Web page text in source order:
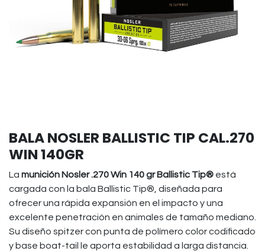
BALA NOSLER BALLISTIC TIP CAL.270
WIN 140GR
La munición Nosler .270 Win 140 gr Ballistic Tip® está
cargada con la bala Ballistic Tip®, diseñada para
ofrecer una rápida expansión en el impacto y una
excelente penetración en animales de tamaño mediano.
Su diseño spitzer con punta de polímero color codificado
y base boat-tail le aporta estabilidad a larga distancia.